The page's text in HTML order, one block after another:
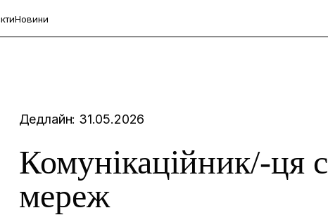
Новини
Дедлайн: 31.05.2026
Комунікаційник/-ця
мереж